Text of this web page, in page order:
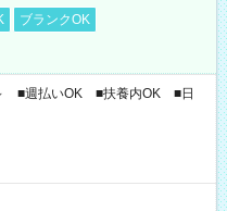
ブランクOK
■週払いOK ■扶養内OK ■日